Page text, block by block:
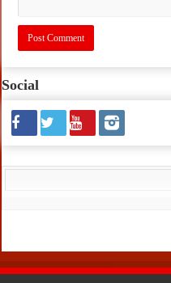
Social